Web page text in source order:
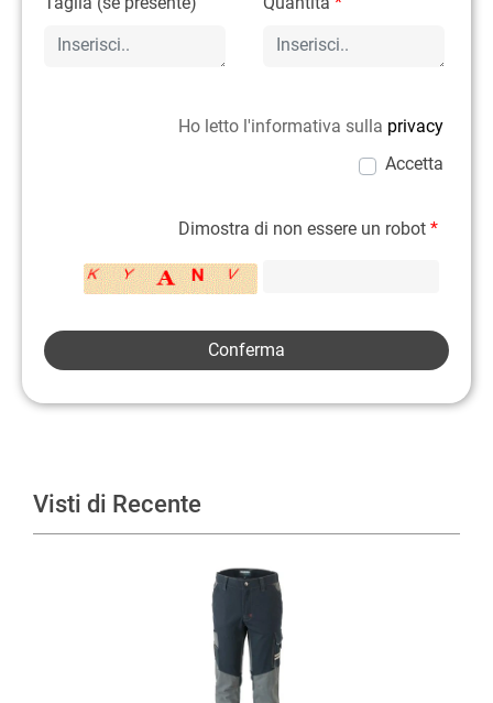
Ho letto l'informativa sulla privacy
Accetta
Dimostra di non essere un robot *
Visti di Recente